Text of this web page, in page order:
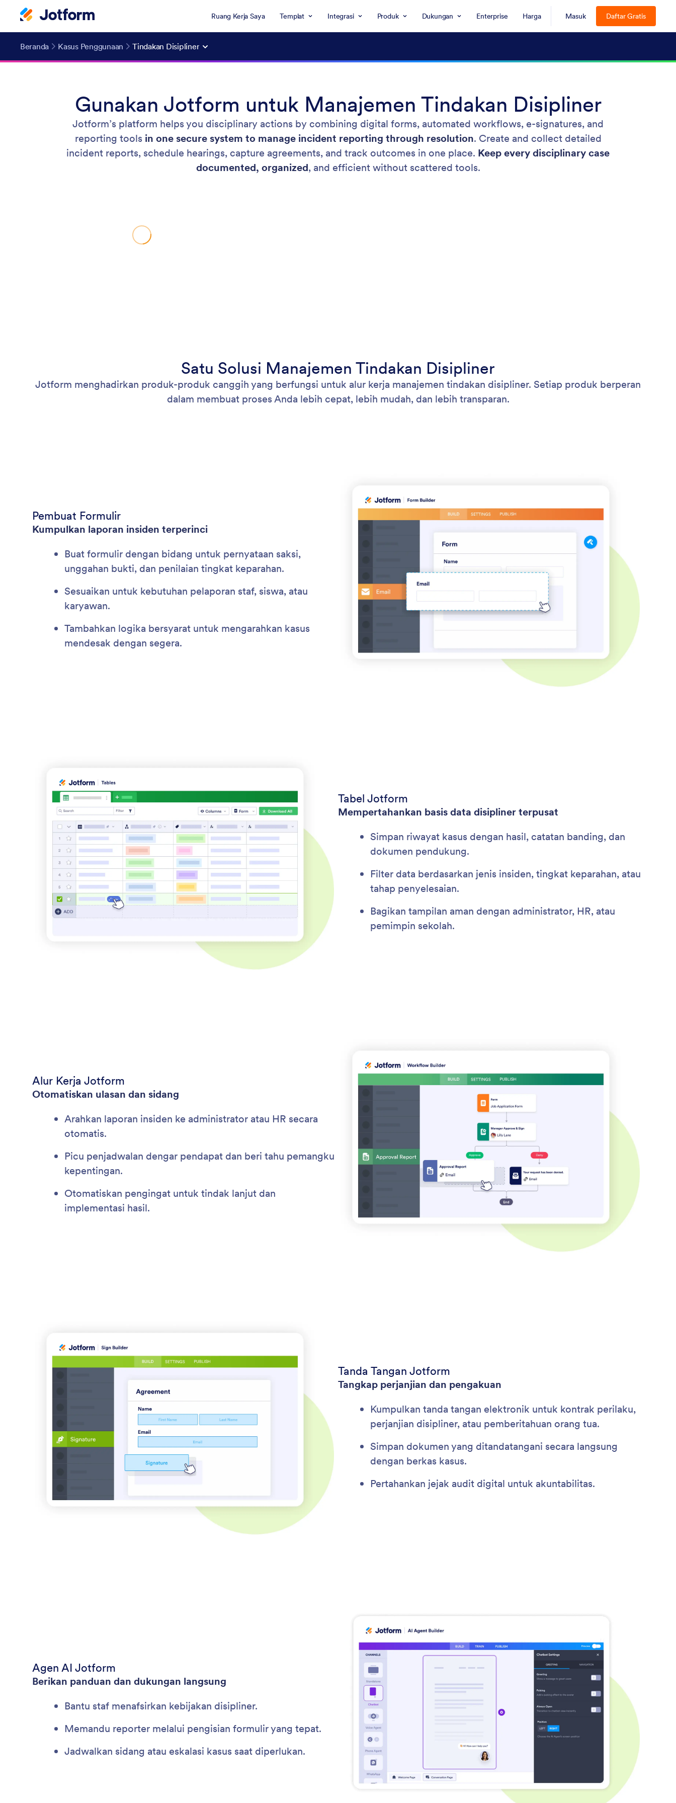
Ruang Kerja Saya Templat Integrasi Produk Dukungan Enterprise Harga Masuk Daftar Gratis
Beranda Kasus Penggunaan Tindakan Disipliner
Gunakan Jotform untuk Manajemen Tindakan Disipliner
Jotform’s platform helps you disciplinary actions by combining digital forms, automated workflows, e-signatures, and
reporting tools in one secure system to manage incident reporting through resolution. Create and collect detailed
incident reports, schedule hearings, capture agreements, and track outcomes in one place. Keep every disciplinary case
documented, organized, and efficient without scattered tools.
Satu Solusi Manajemen Tindakan Disipliner
Jotform menghadirkan produk-produk canggih yang berfungsi untuk alur kerja manajemen tindakan disipliner. Setiap produk berperan
dalam membuat proses Anda lebih cepat, lebih mudah, dan lebih transparan.
Pembuat Formulir
Kumpulkan laporan insiden terperinci
Buat formulir dengan bidang untuk pernyataan saksi,
unggahan bukti, dan penilaian tingkat keparahan.
Sesuaikan untuk kebutuhan pelaporan staf, siswa, atau
karyawan.
Tambahkan logika bersyarat untuk mengarahkan kasus
mendesak dengan segera.
Tabel Jotform
Mempertahankan basis data disipliner terpusat
Simpan riwayat kasus dengan hasil, catatan banding, dan
dokumen pendukung.
Filter data berdasarkan jenis insiden, tingkat keparahan, atau
tahap penyelesaian.
Bagikan tampilan aman dengan administrator, HR, atau
pemimpin sekolah.
Alur Kerja Jotform
Otomatiskan ulasan dan sidang
Arahkan laporan insiden ke administrator atau HR secara
otomatis.
Picu penjadwalan dengar pendapat dan beri tahu pemangku
kepentingan.
Otomatiskan pengingat untuk tindak lanjut dan
implementasi hasil.
Tanda Tangan Jotform
Tangkap perjanjian dan pengakuan
Kumpulkan tanda tangan elektronik untuk kontrak perilaku,
perjanjian disipliner, atau pemberitahuan orang tua.
Simpan dokumen yang ditandatangani secara langsung
dengan berkas kasus.
Pertahankan jejak audit digital untuk akuntabilitas.
Agen AI Jotform
Berikan panduan dan dukungan langsung
Bantu staf menafsirkan kebijakan disipliner.
Memandu reporter melalui pengisian formulir yang tepat.
Jadwalkan sidang atau eskalasi kasus saat diperlukan.